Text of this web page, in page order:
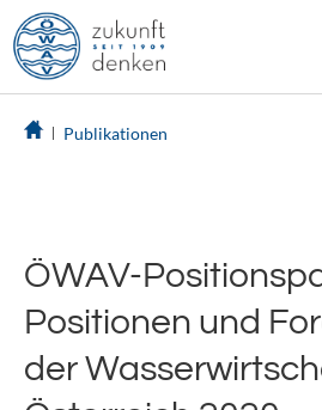
Publikationen
ÖWAV-
Positionen und
der